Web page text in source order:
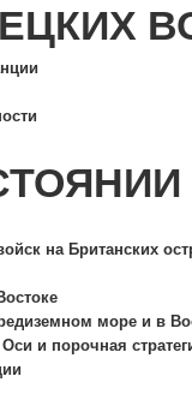
на Британских
море и в
и порочная